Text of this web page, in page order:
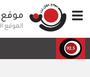
إلى
المحتوى
الرئيسي
Toggle
navigation
الموقع